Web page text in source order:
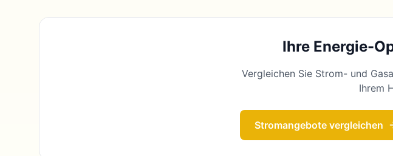
Ihre Energie-
Vergleichen Sie Strom- und
Ihrem
Stromangebote vergleichen